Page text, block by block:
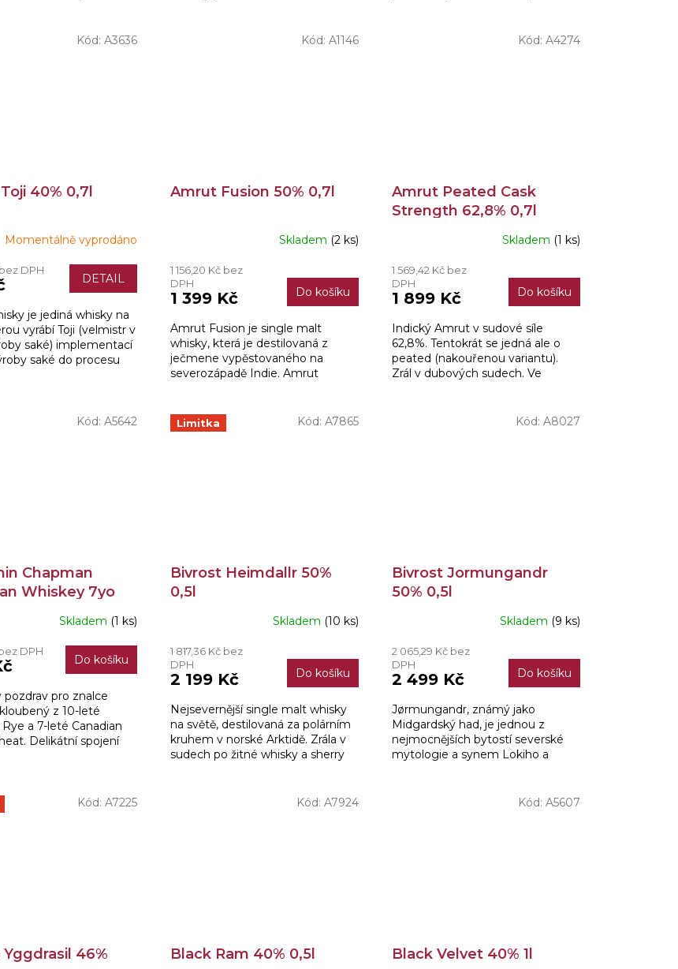
40% 0,7l
Momentálně vyprodáno
DPH
DETAIL
je jediná whisky na
vyrábí Toji (velmistr v
saké) implementací
saké do procesu
Kód: A3636
Amrut Fusion 50% 0,7l
Skladem (2 ks)
1 156,20 Kč bez
DPH
1 399 Kč Do košíku
Amrut Fusion je single malt
whisky, která je destilovaná z
ječmene vypěstovaného na
severozápadě Indie. Amrut
dubu a...
Kód: A1146
Amrut Peated Cask
Strength 62,8% 0,7l
Skladem (1 ks)
1 569,42 Kč bez
DPH
1 899 Kč Do košíku
Indický Amrut v sudové síle
62,8%. Tentokrát se jedná ale o
peated (nakouřenou variantu).
Zrál v dubových sudech. Ve
Kód: A4274
Chapman
Whiskey 7yo
Skladem (1 ks)
DPH
Do košíku
pozdrav pro znalce
z 10-leté
Rye a 7-leté Canadian
Delikátní spojení
Kód: A5642 Limitka
Bivrost Heimdallr 50%
0,5l
produktu
je
5,0
5
hvězdiček.
Skladem (10 ks)
1 817,36 Kč bez
DPH
2 199 Kč Do košíku
Nejsevernější single malt whisky
na světě, destilovaná za polárním
kruhem v norské Arktidě. Zrála v
sudech po žitné whisky a sherry
Kód: A7865
Bivrost Jormungandr
50% 0,5l
Skladem (9 ks)
2 065,29 Kč bez
DPH
2 499 Kč Do košíku
Jørmungandr, známý jako
Midgardský had, je jednou z
nejmocnějších bytostí severské
mytologie a synem Lokiho a
Kód: A8027
46%
Kód: A7225
Black Ram 40% 0,5l
Kód: A7924
Black Velvet 40% 1l
Kód: A5607